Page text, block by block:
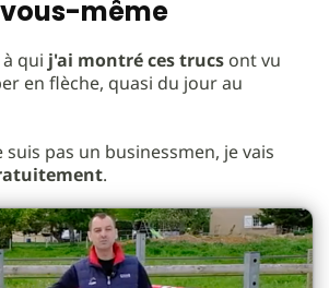
vous-même
qui j'ai montré ces trucs ont vu
en flèche, quasi du jour au
suis pas un businessmen, je vais
.